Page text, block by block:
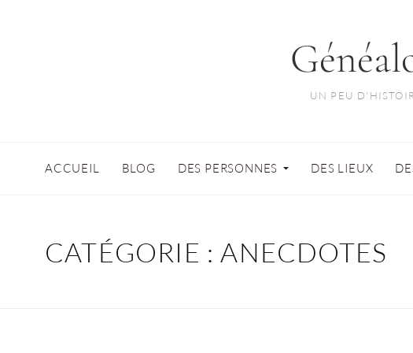
UN PEU
ACCUEIL BLOG DES PERSONNES DES LIEUX
CATÉGORIE :ANECDOTES